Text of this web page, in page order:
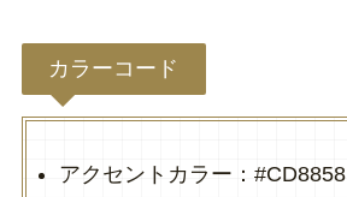
カラーコード
アクセントカラー：#CD8858